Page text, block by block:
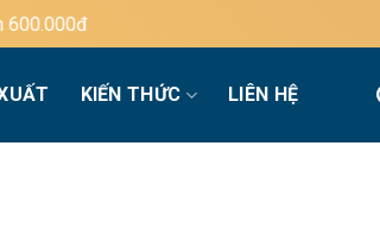
KIẾN THỨC LIÊN HỆ